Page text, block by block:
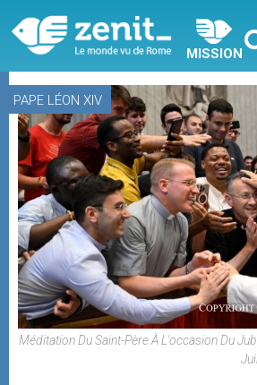
MISSION
PAPE LÉON XIV
Méditation Du Saint-Père À L'occasion Du